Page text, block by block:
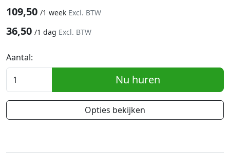
36,50 /1 dag Excl. BTW
109,50 /1 week Excl. BTW
Aantal:
Nu huren
Opties bekijken